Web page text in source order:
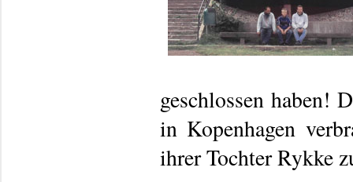
geschlossen haben!
in Kopenhagen
ihrer Tochter Rykke